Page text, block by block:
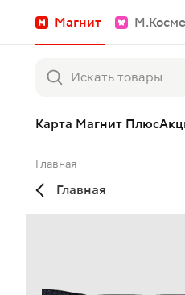
Магнит
Карта Магнит Плюс
Главная
Главная